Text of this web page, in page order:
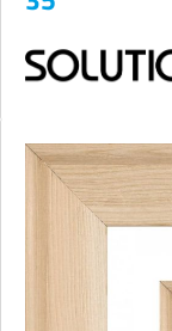
Bildergalerie